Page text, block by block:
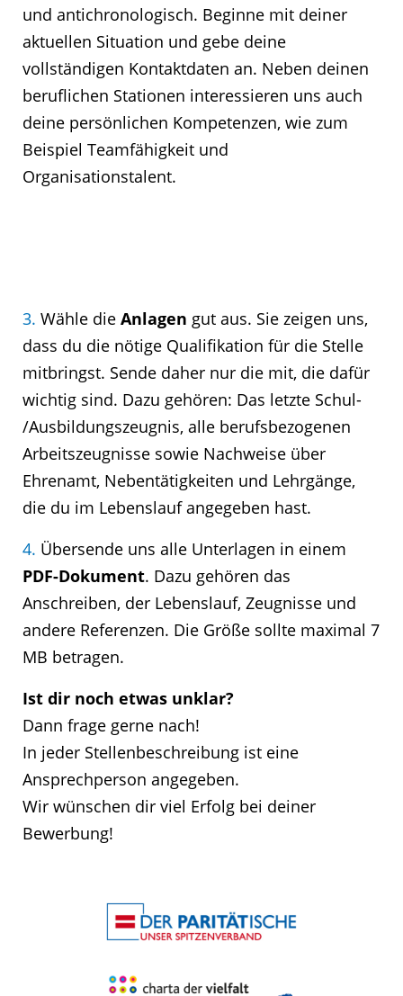
und antichronologisch. Beginne mit deiner
aktuellen Situation und gebe deine
vollständigen Kontaktdaten an. Neben deinen
beruflichen Stationen interessieren uns auch
deine persönlichen Kompetenzen, wie zum
Beispiel Teamfähigkeit und
Organisationstalent.
3. Wähle die Anlagen gut aus. Sie zeigen uns,
dass du die nötige Qualifikation für die Stelle
mitbringst. Sende daher nur die mit, die dafür
wichtig sind. Dazu gehören: Das letzte Schul-
/Ausbildungszeugnis, alle berufsbezogenen
Arbeitszeugnisse sowie Nachweise über
Ehrenamt, Nebentätigkeiten und Lehrgänge,
die du im Lebenslauf angegeben hast.
4. Übersende uns alle Unterlagen in einem
PDF-Dokument. Dazu gehören das
Anschreiben, der Lebenslauf, Zeugnisse und
andere Referenzen. Die Größe sollte maximal 7
MB betragen.
Ist dir noch etwas unklar?
Dann frage gerne nach!
In jeder Stellenbeschreibung ist eine
Ansprechperson angegeben.
Wir wünschen dir viel Erfolg bei deiner
Bewerbung!